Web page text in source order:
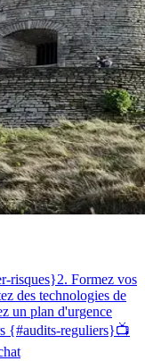
risques}2. Formez vos
des technologies de
un plan d'urgence
{#audits-reguliers}📺